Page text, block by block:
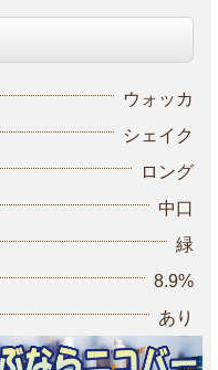
ウォッカ
シェイク
ロング
中口
緑
8.9%
あり